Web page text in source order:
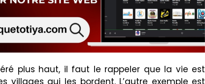
plus haut, il faut le rappeler que la vie est
qui les bordent. L’autre exemple est